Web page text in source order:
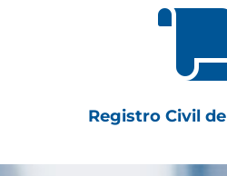
Registro Civil